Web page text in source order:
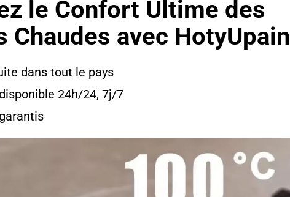
le Confort Ultime des
Chaudes avec HotyUpain
dans tout le pays
24h/24, 7j/7